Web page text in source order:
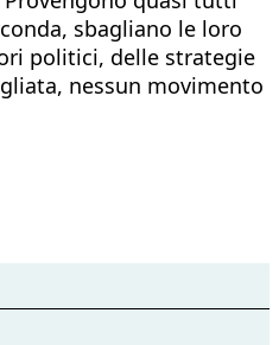
sbagliano le loro
politici, delle strategie
nessun movimento